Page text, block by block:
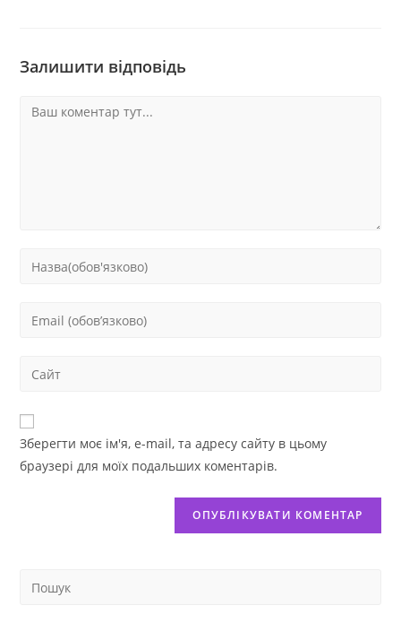
Залишити відповідь
Зберегти моє ім'я, e-mail, та адресу сайту в цьому
браузері для моїх подальших коментарів.